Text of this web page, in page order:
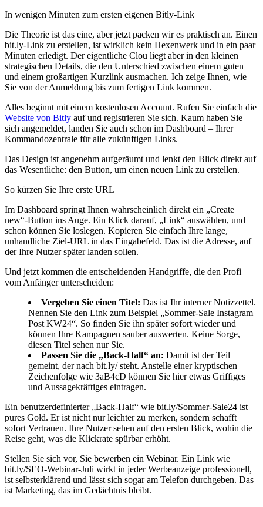
In wenigen Minuten zum ersten eigenen Bitly-Link
Die Theorie ist das eine, aber jetzt packen wir es praktisch an. Einen
bit.ly-Link zu erstellen, ist wirklich kein Hexenwerk und in ein paar
Minuten erledigt. Der eigentliche Clou liegt aber in den kleinen
strategischen Details, die den Unterschied zwischen einem guten
und einem großartigen Kurzlink ausmachen. Ich zeige Ihnen, wie
Sie von der Anmeldung bis zum fertigen Link kommen.
Alles beginnt mit einem kostenlosen Account. Rufen Sie einfach die
Website von Bitly auf und registrieren Sie sich. Kaum haben Sie
sich angemeldet, landen Sie auch schon im Dashboard – Ihrer
Kommandozentrale für alle zukünftigen Links.
Das Design ist angenehm aufgeräumt und lenkt den Blick direkt auf
das Wesentliche: den Button, um einen neuen Link zu erstellen.
So kürzen Sie Ihre erste URL
Im Dashboard springt Ihnen wahrscheinlich direkt ein „Create
new“-Button ins Auge. Ein Klick darauf, „Link“ auswählen, und
schon können Sie loslegen. Kopieren Sie einfach Ihre lange,
unhandliche Ziel-URL in das Eingabefeld. Das ist die Adresse, auf
der Ihre Nutzer später landen sollen.
Und jetzt kommen die entscheidenden Handgriffe, die den Profi
vom Anfänger unterscheiden:
Vergeben Sie einen Titel: Das ist Ihr interner Notizzettel.
Nennen Sie den Link zum Beispiel „Sommer-Sale Instagram
Post KW24“. So finden Sie ihn später sofort wieder und
können Ihre Kampagnen sauber auswerten. Keine Sorge,
diesen Titel sehen nur Sie.
Passen Sie die „Back-Half“ an: Damit ist der Teil
gemeint, der nach bit.ly/ steht. Anstelle einer kryptischen
Zeichenfolge wie 3aB4cD können Sie hier etwas Griffiges
und Aussagekräftiges eintragen.
Ein benutzerdefinierter „Back-Half“ wie bit.ly/Sommer-Sale24 ist
pures Gold. Er ist nicht nur leichter zu merken, sondern schafft
sofort Vertrauen. Ihre Nutzer sehen auf den ersten Blick, wohin die
Reise geht, was die Klickrate spürbar erhöht.
Stellen Sie sich vor, Sie bewerben ein Webinar. Ein Link wie
bit.ly/SEO-Webinar-Juli wirkt in jeder Werbeanzeige professionell,
ist selbsterklärend und lässt sich sogar am Telefon durchgeben. Das
ist Marketing, das im Gedächtnis bleibt.